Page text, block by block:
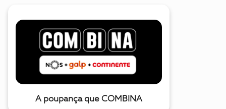
A poupança que COMBINA